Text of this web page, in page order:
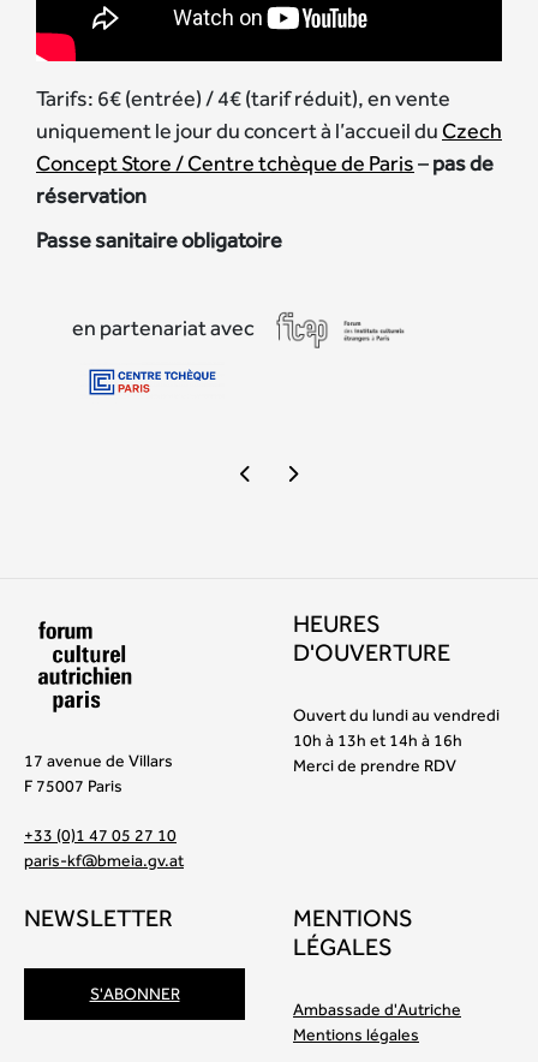
Tarifs: 6€ (entrée) / 4€ (tarif réduit), en vente
uniquement le jour du concert à l’accueil duCzech
Concept Store / Centre tchèque de Paris–pas de
réservation
Passe sanitaire obligatoire
en partenariat avec
17 avenue de Villars
F 75007 Paris
+33 (0)1 47 05 27 10
paris-kf@bmeia.gv.at
HEURES
D'OUVERTURE
Ouvert du lundi au vendredi
10h à 13h et 14h à 16h
Merci de prendre RDV
NEWSLETTER
S'ABONNER
MENTIONS
LÉGALES
Ambassade d'Autriche
Mentions légales